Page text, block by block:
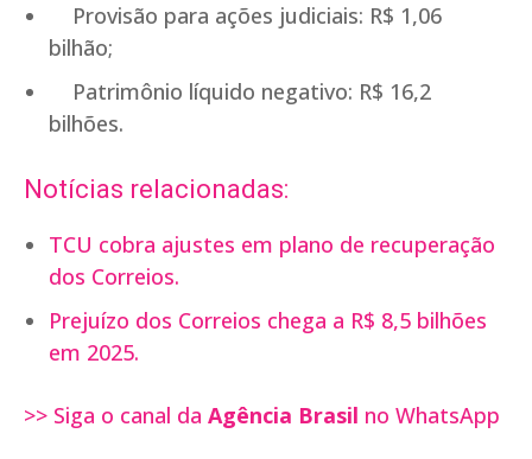
Provisão para ações judiciais: R$ 1,06
bilhão;
Patrimônio líquido negativo: R$ 16,2
bilhões.
Notícias relacionadas:
TCU cobra ajustes em plano de recuperação
dos Correios.
Prejuízo dos Correios chega a R$ 8,5 bilhões
em 2025.
>> Siga o canal da Agência Brasil no WhatsApp